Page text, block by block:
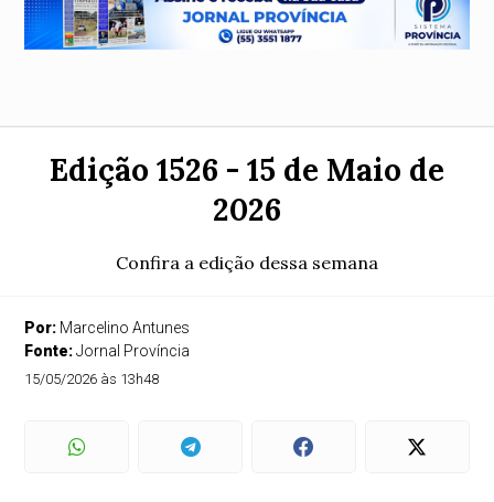
Edição 1526 - 15 de Maio de
2026
Confira a edição dessa semana
Por: Marcelino Antunes
Fonte:Jornal Província
15/05/2026 às 13h48